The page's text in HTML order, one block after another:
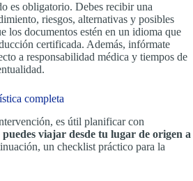
es obligatorio. Debes recibir una
riesgos, alternativas y posibles
los documentos estén en un idioma que
certificada. Además, infórmate
a responsabilidad médica y tiempos de
completa
es útil planificar con
puedes viajar desde tu lugar de origen a
un checklist práctico para la